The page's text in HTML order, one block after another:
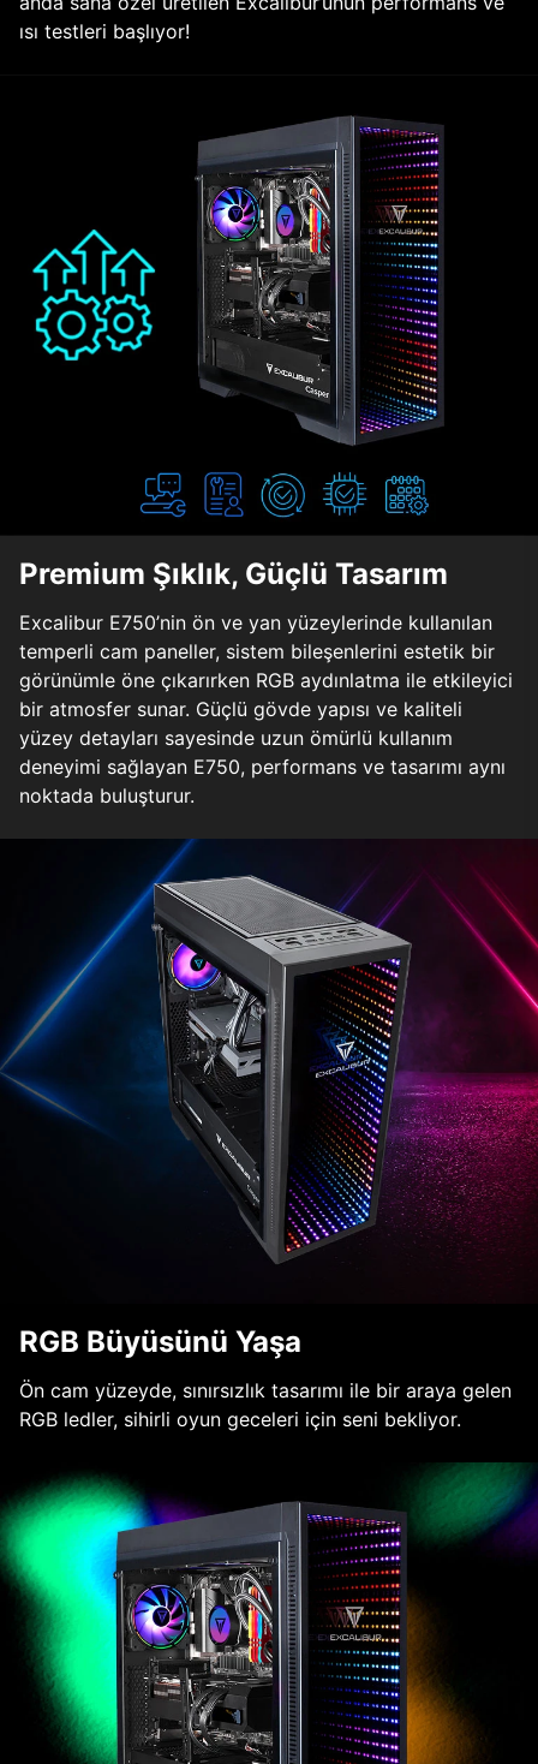
ısı testleri başlıyor!
Premium Şıklık, Güçlü Tasarım
Excalibur E750’nin ön ve yan yüzeylerinde kullanılan
temperli cam paneller, sistem bileşenlerini estetik bir
görünümle öne çıkarırken RGB aydınlatma ile etkileyici
bir atmosfer sunar. Güçlü gövde yapısı ve kaliteli
yüzey detayları sayesinde uzun ömürlü kullanım
deneyimi sağlayan E750, performans ve tasarımı aynı
noktada buluşturur.
RGB Büyüsünü Yaşa
Ön cam yüzeyde, sınırsızlık tasarımı ile bir araya gelen
RGB ledler, sihirli oyun geceleri için seni bekliyor.